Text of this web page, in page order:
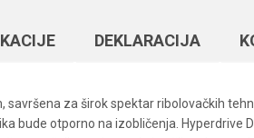
DEKLARACIJA
za širok spektar ribolovačkih
bude otporno na izobličenja.